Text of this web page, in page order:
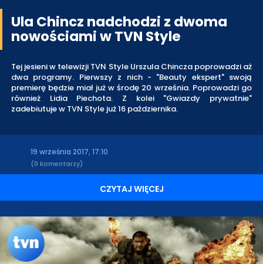
Ula Chincz nadchodzi z dwoma
nowościami w TVN Style
Tej jesieni w telewizji TVN Style Urszula Chincza poprowadzi aż
dwa programy. Pierwszy z nich - "Beauty ekspert" swoją
premierę będzie miał już w środę 20 września. Poprowadzi go
również Lidia Piechota. Z kolei "Gwiazdy prywatnie"
zadebiutuje w TVN Style już 16 października.
19 września 2017, 17:10
(0 komentarzy)
CZYTAJ WIĘCEJ